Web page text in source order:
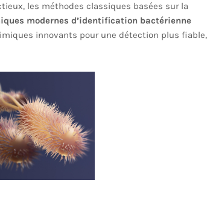
les méthodes classiques basées sur la
modernes d’identification bactérienne
innovants pour une détection plus fiable,